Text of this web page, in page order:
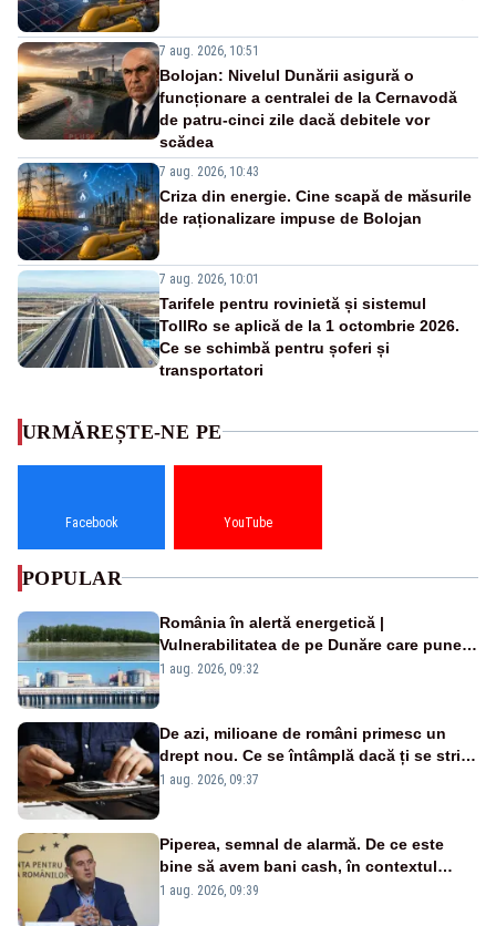
7 aug. 2026, 10:51
Bolojan: Nivelul Dunării asigură o
funcționare a centralei de la Cernavodă
de patru-cinci zile dacă debitele vor
scădea
7 aug. 2026, 10:43
Criza din energie. Cine scapă de măsurile
de raționalizare impuse de Bolojan
7 aug. 2026, 10:01
Tarifele pentru rovinietă și sistemul
TollRo se aplică de la 1 octombrie 2026.
Ce se schimbă pentru șoferi și
transportatori
URMĂREȘTE-NE PE
Facebook YouTube
POPULAR
România în alertă energetică |
Vulnerabilitatea de pe Dunăre care pune
în pericol Centrala Cernavodă era
1 aug. 2026, 09:32
De azi, milioane de români primesc un
drept nou. Ce se întâmplă dacă ți se strică
un produs
1 aug. 2026, 09:37
Piperea, semnal de alarmă. De ce este
bine să avem bani cash, în contextul
alertei energetice?
1 aug. 2026, 09:39